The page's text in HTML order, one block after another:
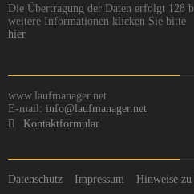
Die Übertragung der Daten erfolgt 128
weitere Informationen klicken Sie bitte
hier
www.laufmanager.net
E-mail: info@laufmanager.net
Kontaktformular
Datenschutz Impressum Hinweise